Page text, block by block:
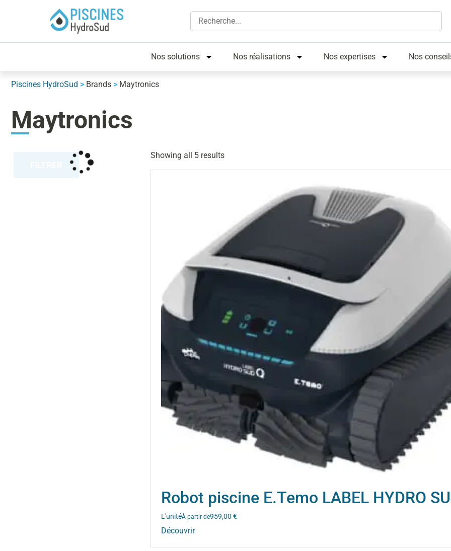
Nos solutions Nos réalisations Nos expertises Nos
Piscines HydroSud > Brands > Maytronics
Maytronics
Showing all 5 results
Robot piscine E.Temo LABEL HYDRO
L'unitéÀ partir de959,00 €
Découvrir